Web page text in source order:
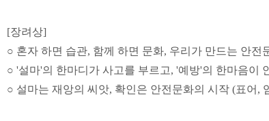
[장려상]
○ 혼자 하면 습관, 함께 하면 문화, 우리가 만드는 안전
○ '설마'의 한마디가 사고를 부르고, '예방'의 한마음이
○ 설마는 재앙의 씨앗, 확인은 안전문화의 시작 (표어,